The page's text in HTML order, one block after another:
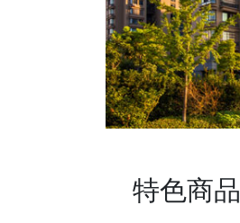
特色商品